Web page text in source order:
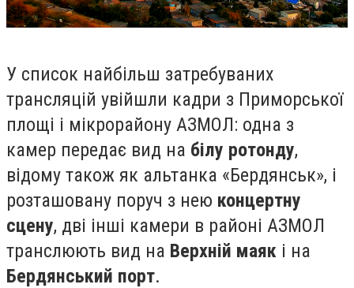
У список найбільш затребуваних
трансляцій увійшли кадри з Приморської
площі і мікрорайону АЗМОЛ: одна з
камер передає вид на білу ротонду,
відому також як альтанка «Бердянськ», і
розташовану поруч з нею концертну
сцену, дві інші камери в районі АЗМОЛ
транслюють вид на Верхній маяк і на
Бердянський порт.